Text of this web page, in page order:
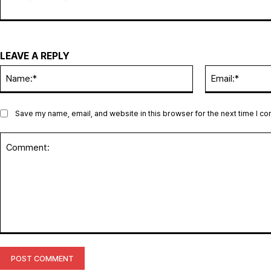
LEAVE A REPLY
Save my name, email, and website in this browser for the next time I